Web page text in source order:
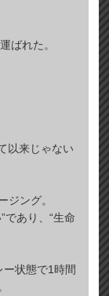
ばれた。
以来じゃない
ジング。
であり、“生命
ー状態で1時間